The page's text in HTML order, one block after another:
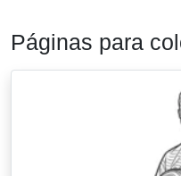
Páginas para